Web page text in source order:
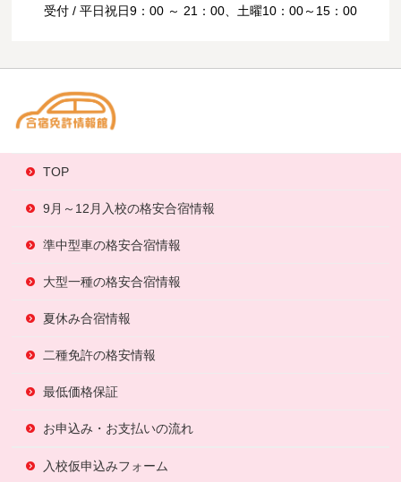
受付 / 平日祝日9：00 ～ 21：00、土曜10：00～15：00
TOP
9月～12月入校の格安合宿情報
準中型車の格安合宿情報
大型一種の格安合宿情報
夏休み合宿情報
二種免許の格安情報
最低価格保証
お申込み・お支払いの流れ
入校仮申込みフォーム